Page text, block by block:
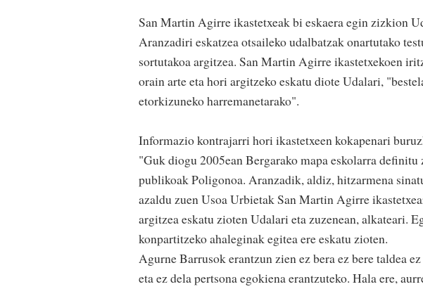
San Martin Agirre ikastetxeak bi eskaera egin zizkion
Aranzadiri eskatzea otsaileko udalbatzak onartutako
sortutakoa argitzea. San Martin Agirre ikastetxekoen
orain arte eta hori argitzeko eskatu diote Udalari,
etorkizuneko harremanetarako".
Informazio kontrajarri hori ikastetxeen kokapenari
"Guk diogu 2005ean Bergarako mapa eskolarra
publikoak Poligonoa. Aranzadik, aldiz, hitzarmena
azaldu zuen Usoa Urbietak San Martin Agirre
argitzea eskatu zioten Udalari eta zuzenean, alkateari.
konpartitzeko ahaleginak egitea ere eskatu zioten.
Agurne Barrusok erantzun zien ez bera ez bere taldea
eta ez dela pertsona egokiena erantzuteko. Hala ere,